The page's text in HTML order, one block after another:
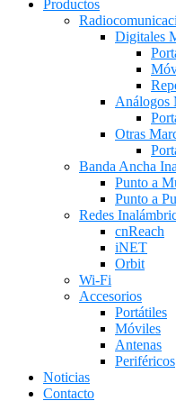
Productos
Digitales
Análogos
Otras
Banda Ancha
Punto a
Punto a
Redes
cnReach
iNET
Orbit
Wi-Fi
Accesorios
Portátiles
Móviles
Antenas
Periféricos
Noticias
Contacto